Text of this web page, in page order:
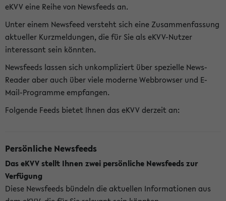
eKVV eine Reihe von Newsfeeds an.
Unter einem Newsfeed versteht sich eine Zusammenfassung
aktueller Kurzmeldungen, die für Sie als eKVV-Nutzer
interessant sein könnten.
Newsfeeds lassen sich unkompliziert über spezielle News-
Reader aber auch über viele moderne Webbrowser und E-
Mail-Programme empfangen.
Folgende Feeds bietet Ihnen das eKVV derzeit an:
Persönliche Newsfeeds
Das eKVV stellt Ihnen zwei persönliche Newsfeeds zur
Verfügung
Diese Newsfeeds bündeln die aktuellen Informationen aus